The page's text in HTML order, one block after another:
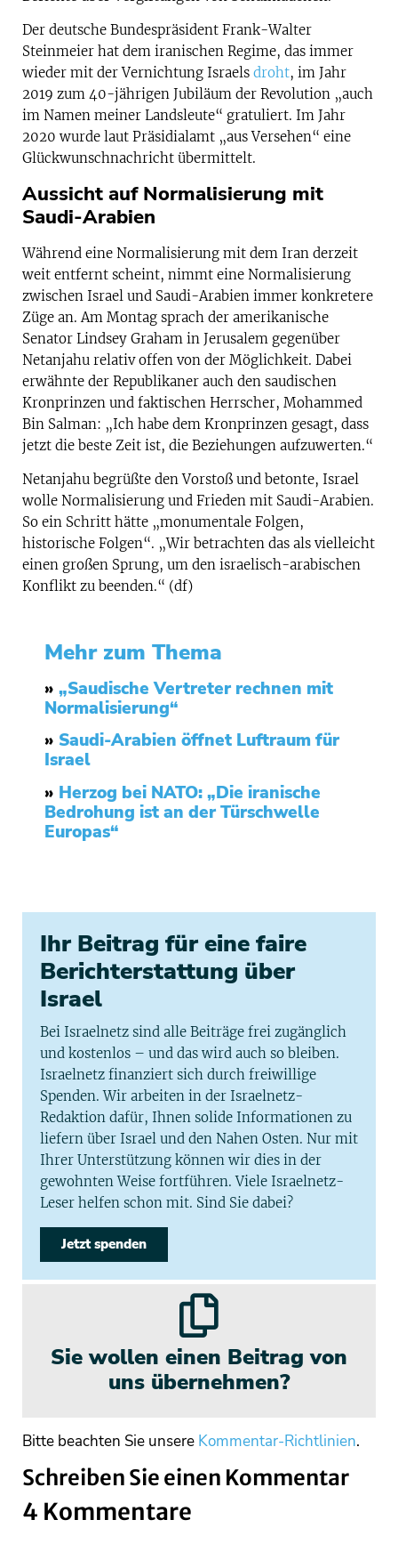
Der deutsche Bundespräsident Frank-Walter
Steinmeier hat dem iranischen Regime, das immer
wieder mit der Vernichtung Israels droht, im Jahr
2019 zum 40-jährigen Jubiläum der Revolution „auch
im Namen meiner Landsleute“ gratuliert. Im Jahr
2020 wurde laut Präsidialamt „aus Versehen“ eine
Glückwunschnachricht übermittelt.
Aussicht auf Normalisierung mit
Saudi-Arabien
Während eine Normalisierung mit dem Iran derzeit
weit entfernt scheint, nimmt eine Normalisierung
zwischen Israel und Saudi-Arabien immer konkretere
Züge an. Am Montag sprach der amerikanische
Senator Lindsey Graham in Jerusalem gegenüber
Netanjahu relativ offen von der Möglichkeit. Dabei
erwähnte der Republikaner auch den saudischen
Kronprinzen und faktischen Herrscher, Mohammed
Bin Salman: „Ich habe dem Kronprinzen gesagt, dass
jetzt die beste Zeit ist, die Beziehungen aufzuwerten.“
Netanjahu begrüßte den Vorstoß und betonte, Israel
wolle Normalisierung und Frieden mit Saudi-Arabien.
So ein Schritt hätte „monumentale Folgen,
historische Folgen“. „Wir betrachten das als vielleicht
einen großen Sprung, um den israelisch-arabischen
Konflikt zu beenden.“ (df)
Mehr zum Thema
» „Saudische Vertreter rechnen mit
Normalisierung“
» Saudi-Arabien öffnet Luftraum für
Israel
» Herzog bei NATO: „Die iranische
Bedrohung ist an der Türschwelle
Europas“
Ihr Beitrag für eine faire
Berichterstattung über
Israel
Bei Israelnetz sind alle Beiträge frei zugänglich
und kostenlos – und das wird auch so bleiben.
Israelnetz finanziert sich durch freiwillige
Spenden. Wir arbeiten in der Israelnetz-
Redaktion dafür, Ihnen solide Informationen zu
liefern über Israel und den Nahen Osten. Nur mit
Ihrer Unterstützung können wir dies in der
gewohnten Weise fortführen. Viele Israelnetz-
Leser helfen schon mit. Sind Sie dabei?
Jetzt spenden
Sie wollen einen Beitrag von
uns übernehmen?
Bitte beachten Sie unsere Kommentar-Richtlinien.
Schreiben Sie einen Kommentar
4 Kommentare